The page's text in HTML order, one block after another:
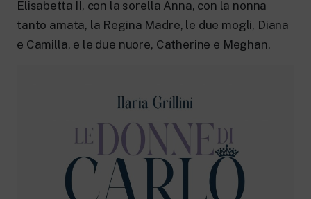
Letteratura, Storia e molto altro.
Per le scuole secondarie di I e II grado,
l’Università, i Docenti e l’istruzione degli
Rai Scuola
Elisabetta II, con la sorella Anna, con la nonna
tanto amata, la Regina Madre, le due mogli, Diana
e Camilla, e le due nuore, Catherine e Meghan.